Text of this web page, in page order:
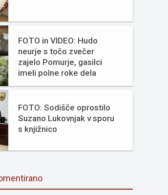
FOTO in VIDEO: Hudo
neurje s točo zvečer
zajelo Pomurje, gasilci
imeli polne roke dela
FOTO: Sodišče oprostilo
Suzano Lukovnjak v sporu
s knjižnico